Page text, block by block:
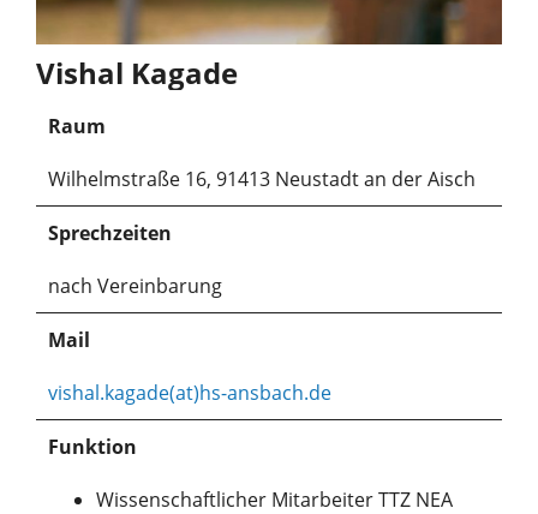
Vishal Kagade
Raum
Wilhelmstraße 16, 91413 Neustadt an der Aisch
Sprechzeiten
nach Vereinbarung
Mail
vishal.kagade(at)hs-ansbach.de
Funktion
Wissenschaftlicher Mitarbeiter TTZ NEA